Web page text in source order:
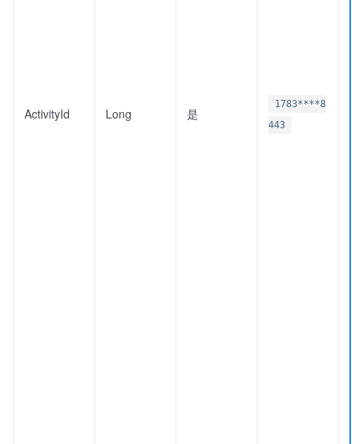
ActivityId Long 是
1783****8
443